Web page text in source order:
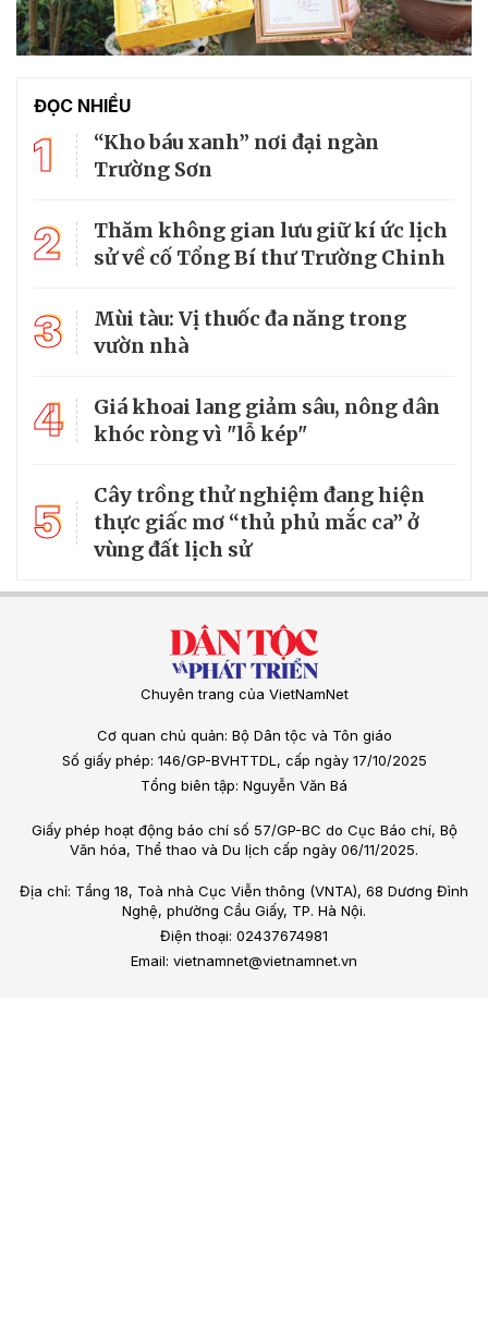
ĐỌC NHIỀU
1
“Kho báu xanh” nơi đại ngàn
Trường Sơn
2
Thăm không gian lưu giữ kí ức lịch
sử về cố Tổng Bí thư Trường Chinh
3
Mùi tàu: Vị thuốc đa năng trong
vườn nhà
4
Giá khoai lang giảm sâu, nông dân
khóc ròng vì "lỗ kép"
5
Cây trồng thử nghiệm đang hiện
thực giấc mơ “thủ phủ mắc ca” ở
vùng đất lịch sử
Chuyên trang của VietNamNet
Cơ quan chủ quản: Bộ Dân tộc và Tôn giáo
Số giấy phép: 146/GP-BVHTTDL, cấp ngày 17/10/2025
Tổng biên tập: Nguyễn Văn Bá
Giấy phép hoạt động báo chí số 57/GP-BC do Cục Báo chí, Bộ
Văn hóa, Thể thao và Du lịch cấp ngày 06/11/2025.
Địa chỉ: Tầng 18, Toà nhà Cục Viễn thông (VNTA), 68 Dương Đình
Nghệ, phường Cầu Giấy, TP. Hà Nội.
Điện thoại: 02437674981
Email: vietnamnet@vietnamnet.vn